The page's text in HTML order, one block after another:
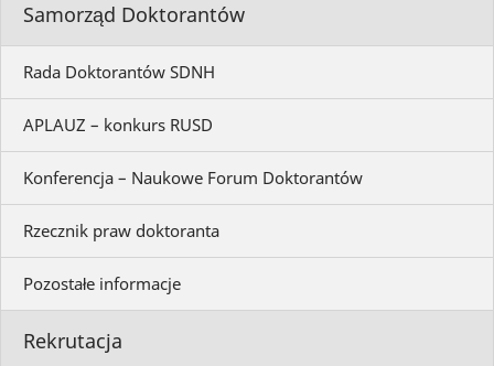
Samorząd Doktorantów
Rada Doktorantów SDNH
APLAUZ – konkurs RUSD
Konferencja – Naukowe Forum Doktorantów
Rzecznik praw doktoranta
Pozostałe informacje
Rekrutacja